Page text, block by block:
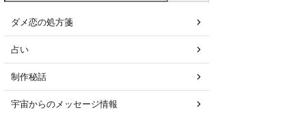
ダメ恋の処方箋
占い
制作秘話
宇宙からのメッセージ情報